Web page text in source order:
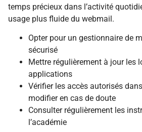
temps précieux dans l’activité
usage plus fluide du webmail.
Opter pour un gestionnaire de
sécurisé
Mettre régulièrement à jour les
applications
Vérifier les accès autorisés
modifier en cas de doute
Consulter régulièrement les
l’académie